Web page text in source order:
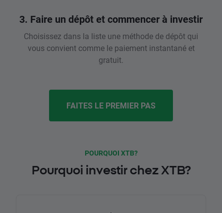
3. Faire un dépôt et commencer à investir
Choisissez dans la liste une méthode de dépôt qui
vous convient comme le paiement instantané et
gratuit.
FAITES LE PREMIER PAS
POURQUOI XTB?
Pourquoi investir chez XTB?